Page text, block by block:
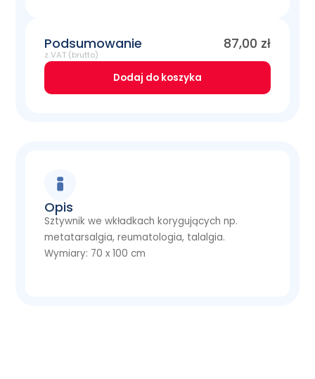
Podsumowanie
z VAT (brutto)
87,00 zł
Dodaj do koszyka
Opis
Sztywnik we wkładkach korygujących np.
metatarsalgia, reumatologia, talalgia.
Wymiary: 70 x 100 cm